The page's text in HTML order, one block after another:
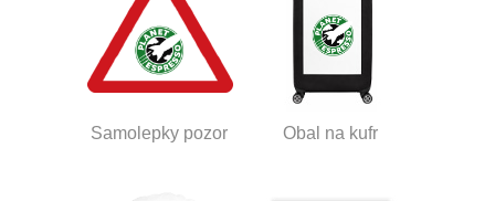
Samolepky pozor Obal na kufr